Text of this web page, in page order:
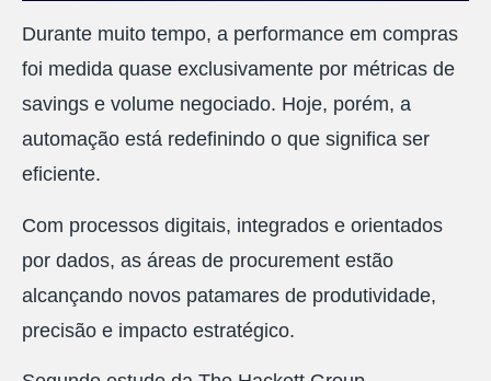
Durante muito tempo, a performance em compras
foi medida quase exclusivamente por métricas de
savings e volume negociado. Hoje, porém, a
automação está redefinindo o que significa ser
eficiente.
Com processos digitais, integrados e orientados
por dados, as áreas de procurement estão
alcançando novos patamares de produtividade,
precisão e impacto estratégico.